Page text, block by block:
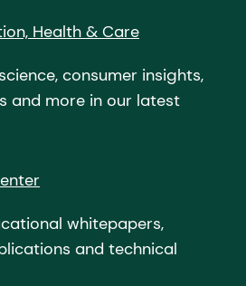
Health & Care
consumer insights,
and more in our latest
whitepapers,
and technical